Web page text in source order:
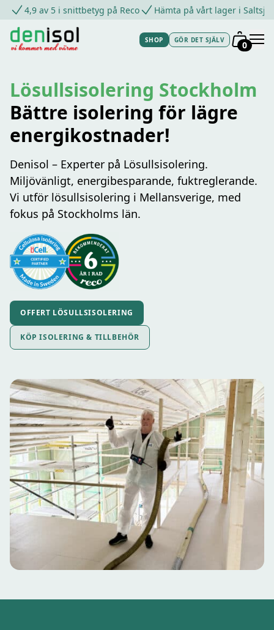
4,9 av 5 i snittbetyg på Reco Hämta på vårt lager i
SHOP GÖR DET SJÄLV 0
Lösullsisolering Stockholm
Bättre isolering för lägre
energikostnader!
Denisol – Experter på Lösullsisolering.
Miljövänligt, energibesparande, fuktreglerande.
Vi utför lösullsisolering i Mellansverige, med
fokus på Stockholms län.
OFFERT LÖSULLSISOLERING
KÖP ISOLERING & TILLBEHÖR